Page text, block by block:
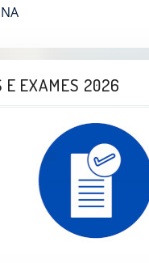
E EXAMES 2026